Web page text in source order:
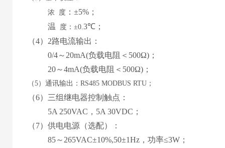
浓
度 ： ±5% ；
温
度： ±0.3℃；
（4） 2路电流输出：
0/4～ 20mA(负载电阻＜ 500Ω) ；
20～4mA(负载电阻＜ 500Ω) ；
（5）通讯输出：RS485 MODBUS RTU；
（6） 三组继电器控制触点：
5A 250VAC， 5A 30VDC ；
（7） 供电电源 （选配）
：
85～ 265VAC±10%,50±1Hz，功率≤3W；